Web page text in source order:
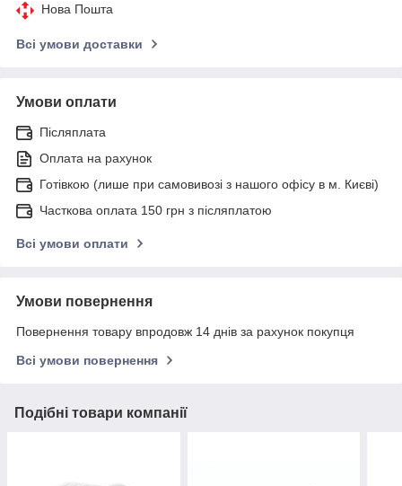
Нова Пошта
Всі умови доставки
Умови оплати
Післяплата
Оплата на рахунок
Готівкою (лише при самовивозі з нашого офісу в м. Києві)
Часткова оплата 150 грн з післяплатою
Всі умови оплати
Умови повернення
Повернення товару впродовж 14 днів за рахунок покупця
Всі умови повернення
Подібні товари компанії